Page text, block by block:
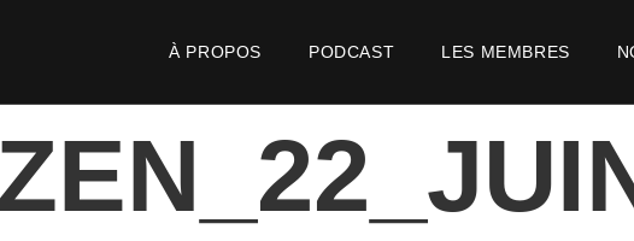
À PROPOS PODCAST LES MEMBRES